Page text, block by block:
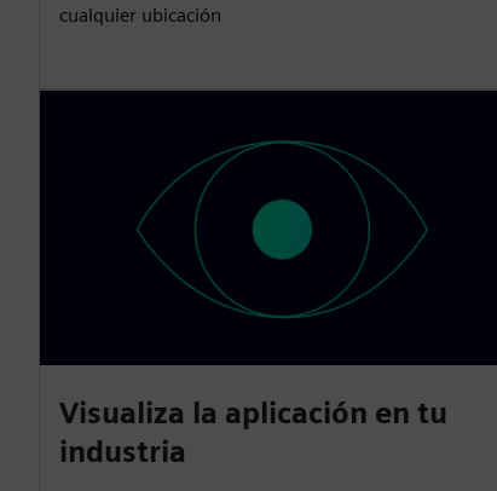
cualquier ubicación
Visualiza la aplicación en tu
industria